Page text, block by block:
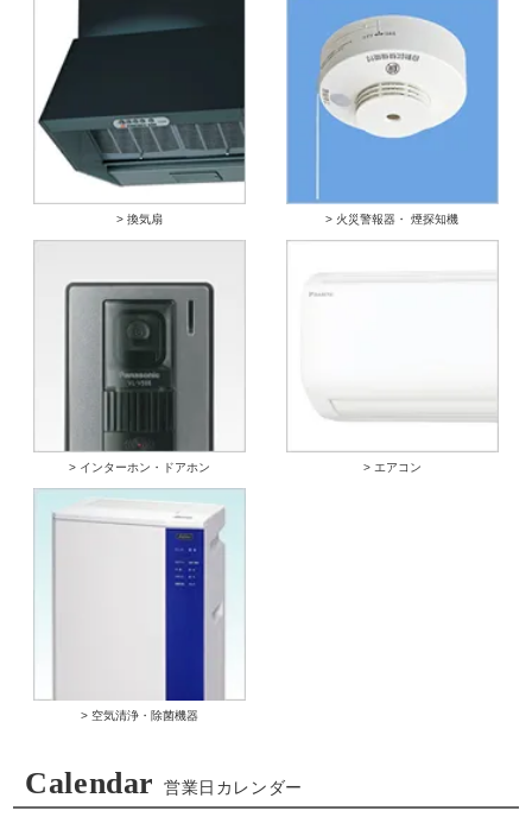
> 換気扇 > 火災警報器・ 煙探知機
> インターホン・ドアホン > エアコン
> 空気清浄・除菌機器
Calendar 営業日カレンダー